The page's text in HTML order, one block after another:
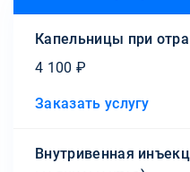
Капельницы при
4 100 ₽
Заказать услугу
Внутривенная